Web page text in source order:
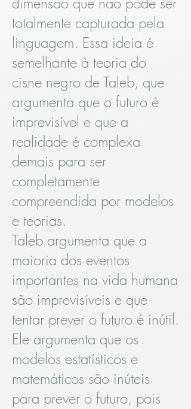
totalmente capturada pela
linguagem. Essa ideia é
semelhante à teoria do
cisne negro de Taleb, que
argumenta que o futuro é
imprevisível e que a
realidade é complexa
demais para ser
completamente
compreendida por modelos
e teorias.
Taleb argumenta que a
maioria dos eventos
importantes na vida humana
são imprevisíveis e que
tentar prever o futuro é inútil.
Ele argumenta que os
modelos estatísticos e
matemáticos são inúteis
para prever o futuro, pois